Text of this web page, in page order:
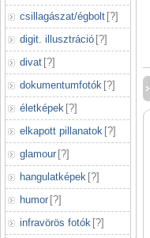
csillagászat/égbolt [?]
digit. illusztráció [?]
divat [?]
dokumentumfotók [?]
életképek [?]
elkapott pillanatok [?]
glamour [?]
hangulatképek [?]
humor [?]
infravörös fotók [?]